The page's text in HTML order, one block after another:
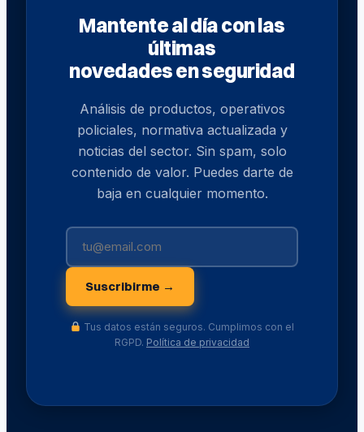
Mantente al día con las
últimas
novedades en seguridad
Análisis de productos, operativos
policiales, normativa actualizada y
noticias del sector. Sin spam, solo
contenido de valor. Puedes darte de
baja en cualquier momento.
Suscribirme →
Tus datos están seguros. Cumplimos con el
RGPD. Política de privacidad